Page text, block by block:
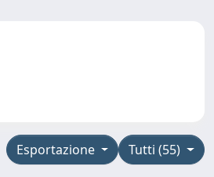
Tutti (55)
Esportazione